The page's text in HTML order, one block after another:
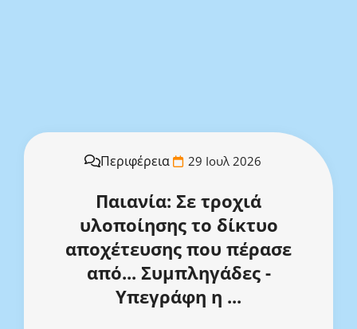
Περιφέρεια 29 Ιουλ 2026
Παιανία: Σε τροχιά
υλοποίησης το δίκτυο
αποχέτευσης που πέρασε
από... Συμπληγάδες -
Υπεγράφη η ...